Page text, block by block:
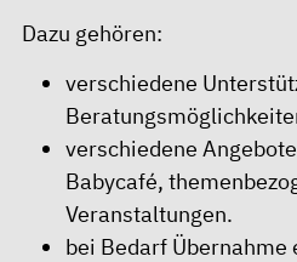
Dazu gehören:
verschiedene
verschiedene
Babycafé,
Veranstaltungen.
bei Bedarf